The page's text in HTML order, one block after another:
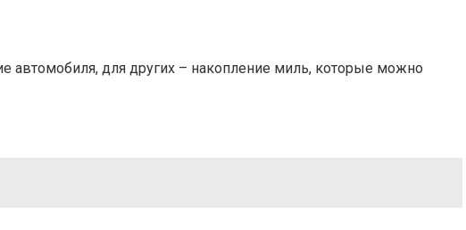
автомобиля, для других – накопление миль, которые можно